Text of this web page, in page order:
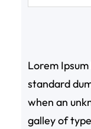
Lorem
standard
when an
galley of